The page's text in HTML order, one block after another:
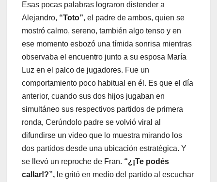
Esas pocas palabras lograron distender a
Alejandro, “Toto”, el padre de ambos, quien se
mostró calmo, sereno, también algo tenso y en
ese momento esbozó una tímida sonrisa mientras
observaba el encuentro junto a su esposa María
Luz en el palco de jugadores. Fue un
comportamiento poco habitual en él. Es que el día
anterior, cuando sus dos hijos jugaban en
simultáneo sus respectivos partidos de primera
ronda, Cerúndolo padre se volvió viral al
difundirse un video que lo muestra mirando los
dos partidos desde una ubicación estratégica. Y
se llevó un reproche de Fran. “¿¡Te podés
callar!?”, le gritó en medio del partido al escuchar